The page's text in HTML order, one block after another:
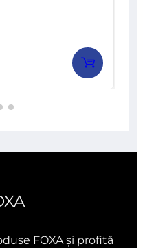
FOXA și profită